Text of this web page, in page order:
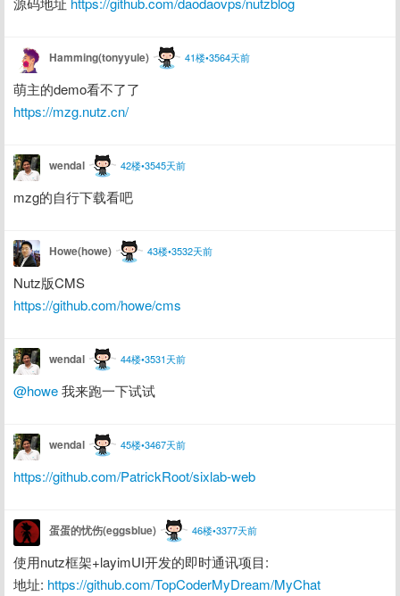
Hamming(tonyyule) 41楼•3564天前
萌主的demo看不了了
https://mzg.nutz.cn/
wendal 42楼•3545天前
mzg的自行下载看吧
Howe(howe) 43楼•3532天前
Nutz版CMS
https://github.com/howe/cms
wendal 44楼•3531天前
@howe 我来跑一下试试
wendal 45楼•3467天前
https://github.com/PatrickRoot/sixlab-web
蛋蛋的忧伤(eggsblue) 46楼•3377天前
使用nutz框架+layimUI开发的即时通讯项目:
地址: https://github.com/TopCoderMyDream/MyChat